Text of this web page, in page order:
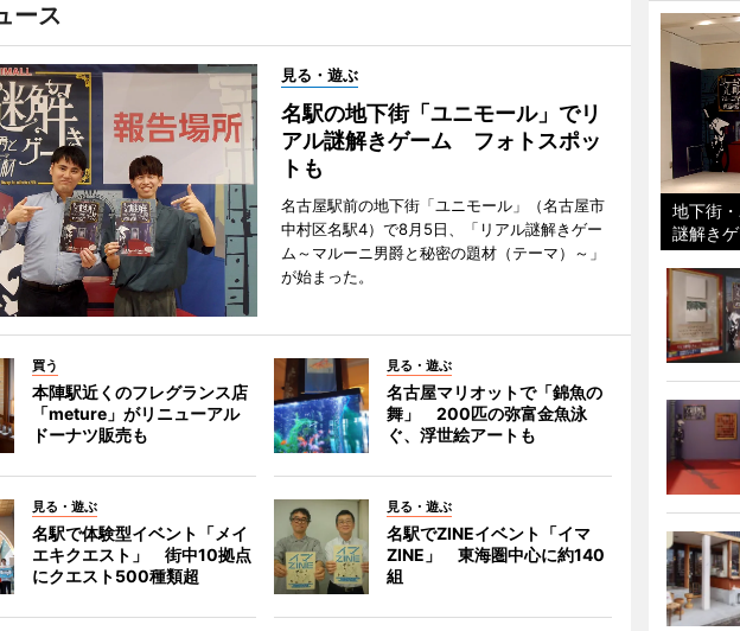
ース
見る・遊ぶ
名駅の地下街「ユニモール」でリ
アル謎解きゲーム フォトスポッ
トも
名古屋駅前の地下街「ユニモール」（名古屋市
中村区名駅4）で8月5日、「リアル謎解きゲー
ム～マルーニ男爵と秘密の題材（テーマ）～」
が始まった。
買う
本陣駅近くのフレグランス店
「meture」がリニューアル
ドーナツ販売も
見る・遊ぶ
名古屋マリオットで「錦魚の
舞」 200匹の弥富金魚泳
ぐ、浮世絵アートも
見る・遊ぶ
名駅で体験型イベント「メイ
エキクエスト」 街中10拠点
にクエスト500種類超
見る・遊ぶ
名駅でZINEイベント「イマ
ZINE」 東海圏中心に約140
組
地下街
謎解き